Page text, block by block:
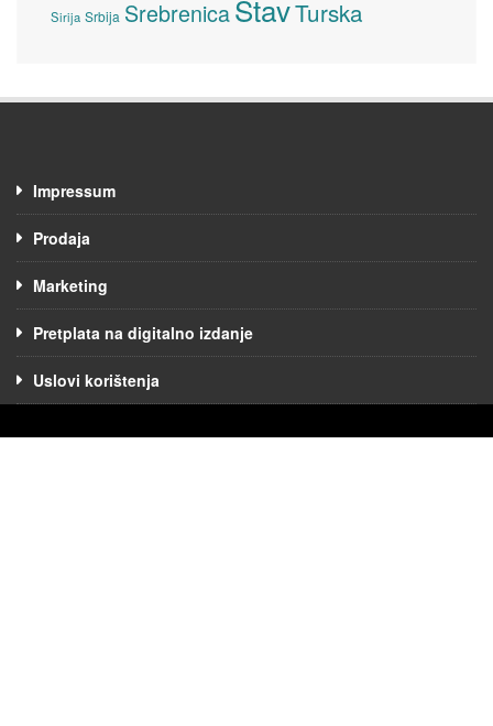
Sirija Srbija SrebrenicaStavTurska
Impressum
Prodaja
Marketing
Pretplata na digitalno izdanje
Uslovi korištenja